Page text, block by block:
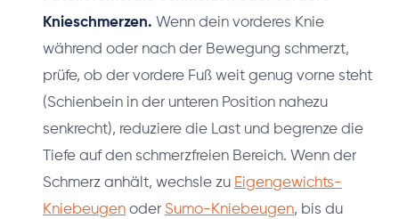
Knieschmerzen. Wenn dein vorderes Knie
während oder nach der Bewegung schmerzt,
prüfe, ob der vordere Fuß weit genug vorne steht
(Schienbein in der unteren Position nahezu
senkrecht), reduziere die Last und begrenze die
Tiefe auf den schmerzfreien Bereich. Wenn der
Schmerz anhält, wechsle zu Eigengewichts-
Kniebeugen oder Sumo-Kniebeugen, bis du